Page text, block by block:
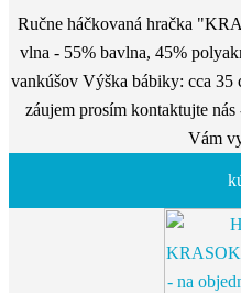
Ručne háčkovaná hračka
vlna - 55% bavlna, 45%
vankúšov Výška bábiky: cca 35
záujem prosím kontaktujte
Vám